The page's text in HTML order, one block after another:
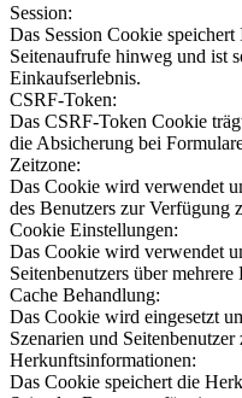
Session:
Das Session Cookie
Seitenaufrufe hinweg und ist
Einkaufserlebnis.
CSRF-Token:
Das CSRF-Token Cookie
die Absicherung bei
Zeitzone:
Das Cookie wird verwendet
des Benutzers zur Verfügung
Cookie Einstellungen:
Das Cookie wird verwendet
Seitenbenutzers über
Cache Behandlung:
Das Cookie wird eingesetzt
Szenarien und
Herkunftsinformationen:
Das Cookie speichert die